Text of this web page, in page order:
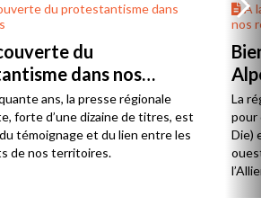
du protestantisme dans
du
dans nos
ans, la presse régionale
forte d’une dizaine de titres, est
témoignage et du lien entre les
de nos territoires.
À la
nos
La
pour
Die)
ouest,